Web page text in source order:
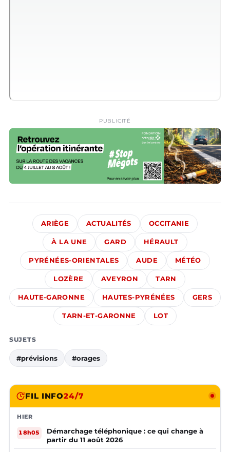
PUBLICITÉ
ARIÈGE ACTUALITÉS OCCITANIE
À LA UNE GARD HÉRAULT
PYRÉNÉES-ORIENTALES AUDE MÉTÉO
LOZÈRE AVEYRON TARN
HAUTE-GARONNE HAUTES-PYRÉNÉES GERS
TARN-ET-GARONNE LOT
SUJETS
#prévisions #orages
FIL INFO24/7
HIER
18h05
Démarchage téléphonique : ce qui change à
partir du 11 août 2026